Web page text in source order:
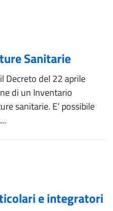
Sanitarie
Decreto del 22 aprile
di un Inventario
sanitarie. E’ possibile
e integratori